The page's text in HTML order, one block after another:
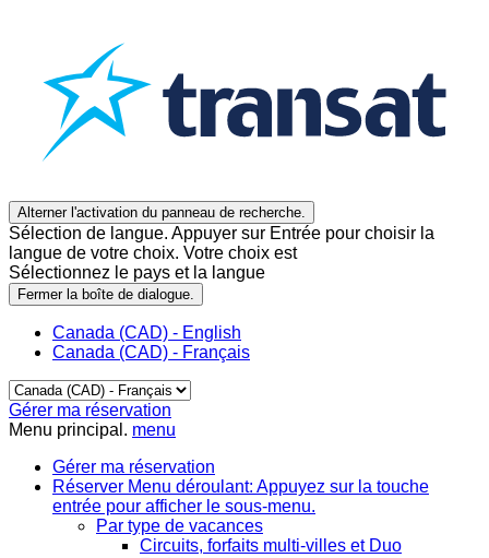
Alterner l'activation du panneau de recherche.
Sélection de langue. Appuyer sur Entrée pour choisir la
langue de votre choix. Votre choix est
Sélectionnez le pays et la langue
Fermer la boîte de dialogue.
Canada (CAD) - English
Canada (CAD) - Français
Gérer ma réservation
Menu principal. menu
Gérer ma réservation
Réserver Menu déroulant: Appuyez sur la touche
entrée pour afficher le sous-menu.
Par type de vacances
Circuits, forfaits multi-villes et Duo